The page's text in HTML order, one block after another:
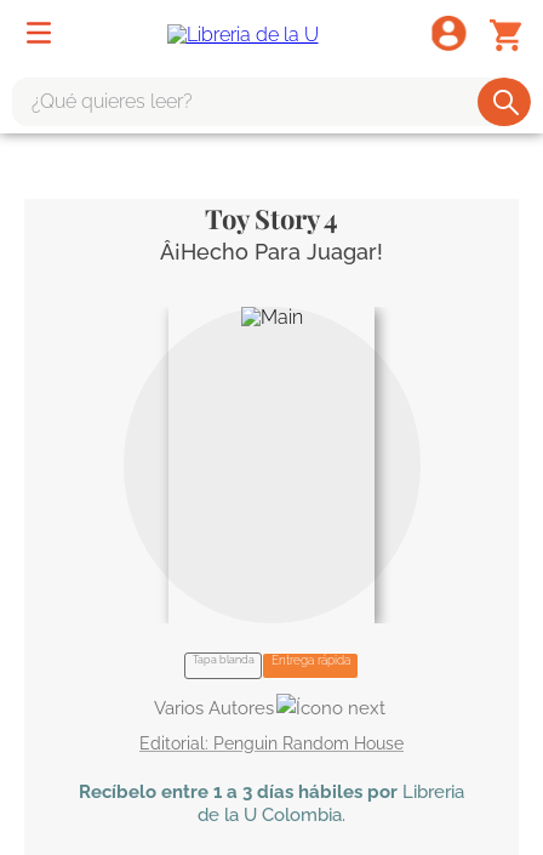
Toy Story 4
Â¡Hecho Para Juagar!
Tapa blanda Entrega rápida
Varios Autores
Penguin Random House
Recíbelo entre 1 a 3 días hábiles por Libreria
de la U Colombia.